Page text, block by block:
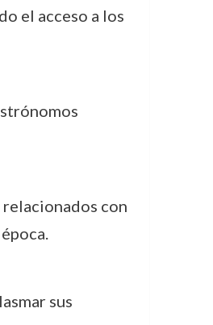
el acceso a los
relacionados con
sus